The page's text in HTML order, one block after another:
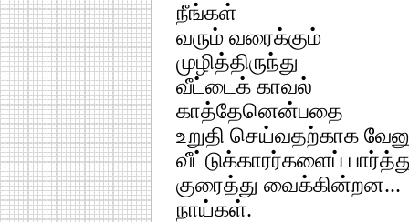
நீங்கள்
வரும் வரைக்கும்
முழித்திருந்து
வீட்டைக் காவல்
காத்தேனென்பதை
உறுதி செய்வதற்காக
வீட்டுக்காரர்களைப்
குரைத்து வைக்கின்றன...
நாய்கள்.